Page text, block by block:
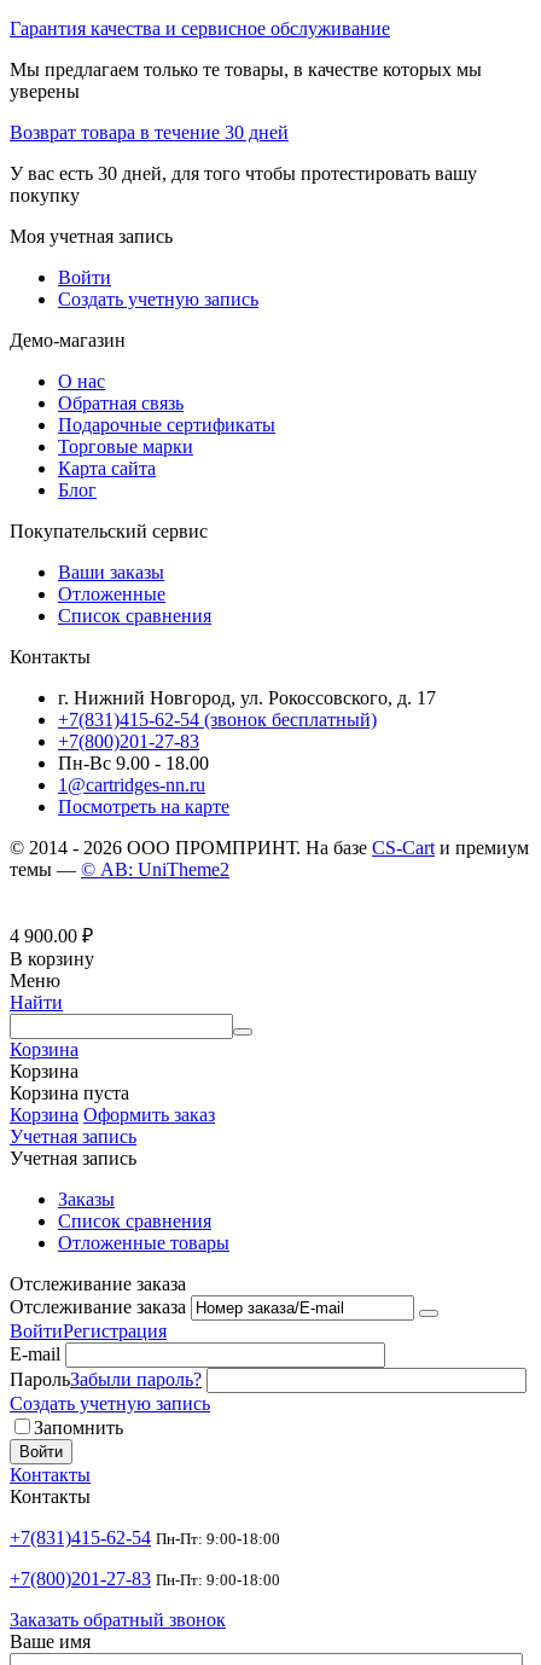
Гарантия качества и сервисное обслуживание
Мы предлагаем только те товары, в качестве которых мы
уверены
Возврат товара в течение 30 дней
У вас есть 30 дней, для того чтобы протестировать вашу
покупку
Моя учетная запись
Войти
Создать учетную запись
Демо-магазин
О нас
Обратная связь
Подарочные сертификаты
Торговые марки
Карта сайта
Блог
Покупательский сервис
Ваши заказы
Отложенные
Список сравнения
Контакты
г. Нижний Новгород, ул. Рокоссовского, д. 17
+7(831)415-62-54 (звонок бесплатный)
+7(800)201-27-83
Пн-Вс 9.00 - 18.00
1@cartridges-nn.ru
Посмотреть на карте
© 2014 - 2026 ООО ПРОМПРИНТ. На базе CS-Cart и премиум
темы — © AB: UniTheme2
4 900.00 ₽
В корзину
Меню
Найти
Корзина
Корзина
Корзина пуста
Корзина Оформить заказ
Учетная запись
Учетная запись
Заказы
Список сравнения
Отложенные товары
Отслеживание заказа
Отслеживание заказа
ВойтиРегистрация
E-mail
ПарольЗабыли пароль?
Создать учетную запись
Запомнить
Войти
Контакты
Контакты
+7(831)415-62-54 Пн-Пт: 9:00-18:00
+7(800)201-27-83 Пн-Пт: 9:00-18:00
Заказать обратный звонок
Ваше имя